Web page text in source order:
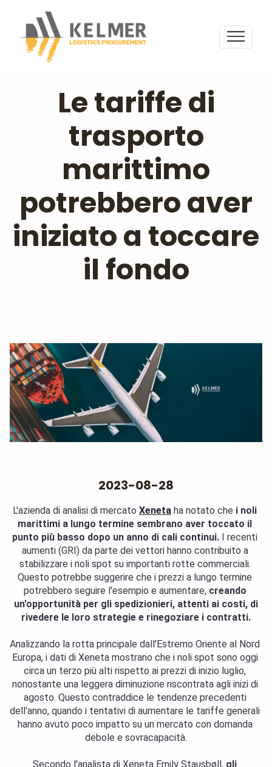
Le tariffe di
trasporto
marittimo
potrebbero aver
iniziato a toccare
il fondo
2023-08-28
L'azienda di analisi di mercato Xeneta ha notato che i noli
marittimi a lungo termine sembrano aver toccato il
punto più basso dopo un anno di cali continui. I recenti
aumenti (GRI) da parte dei vettori hanno contribuito a
stabilizzare i noli spot su importanti rotte commerciali.
Questo potrebbe suggerire che i prezzi a lungo termine
potrebbero seguire l'esempio e aumentare, creando
un'opportunità per gli spedizionieri, attenti ai costi, di
rivedere le loro strategie e rinegoziare i contratti.
Analizzando la rotta principale dall'Estremo Oriente al Nord
Europa, i dati di Xeneta mostrano che i noli spot sono oggi
circa un terzo più alti rispetto ai prezzi di inizio luglio,
nonostante una leggera diminuzione riscontrata agli inizi di
agosto. Questo contraddice le tendenze precedenti
dell'anno, quando i tentativi di aumentare le tariffe generali
hanno avuto poco impatto su un mercato con domanda
debole e sovracapacità.
Secondo l'analista di Xeneta Emily Stausbøll, gli